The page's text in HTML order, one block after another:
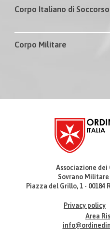
Corpo Italiano di Soccorso
Corpo Militare
Associazione
Sovrano
Piazza del Grillo, 1 - 00184
Privacy policy
Area